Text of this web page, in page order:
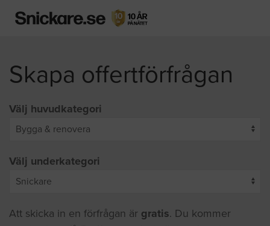
Skapa offertförfrågan
Välj huvudkategori
Välj underkategori
Att skicka in en förfrågan är gratis. Du kommer